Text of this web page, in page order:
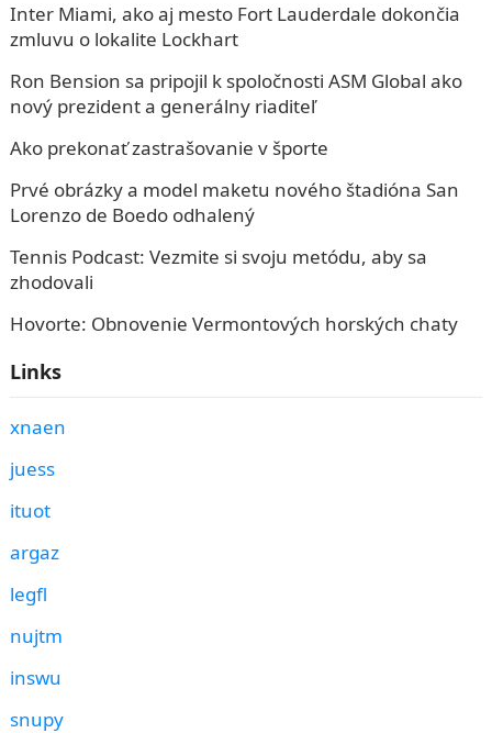
Inter Miami, ako aj mesto Fort Lauderdale dokončia
zmluvu o lokalite Lockhart
Ron Bension sa pripojil k spoločnosti ASM Global ako
nový prezident a generálny riaditeľ
Ako prekonať zastrašovanie v športe
Prvé obrázky a model maketu nového štadióna San
Lorenzo de Boedo odhalený
Tennis Podcast: Vezmite si svoju metódu, aby sa
zhodovali
Hovorte: Obnovenie Vermontových horských chaty
Links
xnaen
juess
ituot
argaz
legfl
nujtm
inswu
snupy